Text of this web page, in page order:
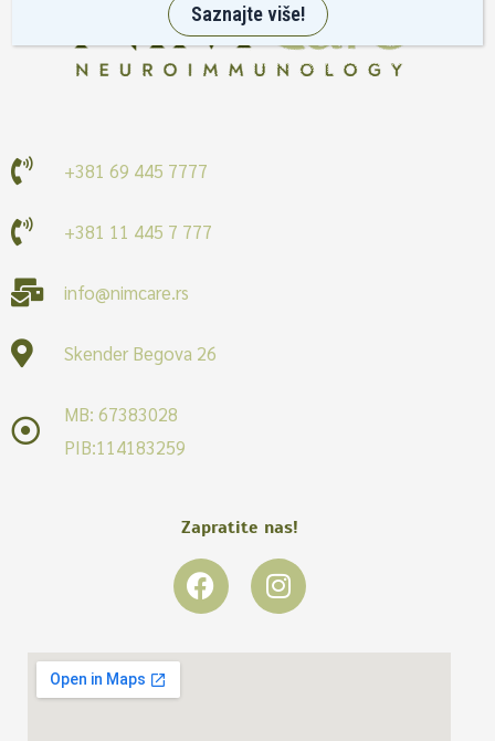
+381 69 445 7777
+381 11 445 7 777
info@nimcare.rs
Skender Begova 26
MB: 67383028
PIB:114183259
Zapratite nas!
F
a
I
n
Saznajte više!